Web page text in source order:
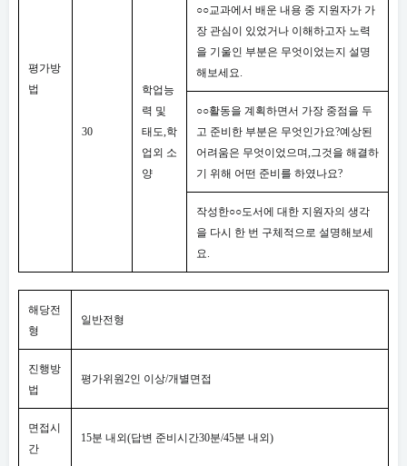
평가방
법
30
학업능
력 및
태도,학
업외 소
양
○○교과에서 배운 내용 중 지원자가 가
장 관심이 있었거나 이해하고자 노력
을 기울인 부분은 무엇이었는지 설명
해보세요.
○○활동을 계획하면서 가장 중점을 두
고 준비한 부분은 무엇인가요?예상된
어려움은 무엇이었으며,그것을 해결하
기 위해 어떤 준비를 하였나요?
작성한○○도서에 대한 지원자의 생각
을 다시 한 번 구체적으로 설명해보세
요.
해당전
형
일반전형
진행방
법
평가위원2인 이상/개별면접
면접시
간
15분 내외 (답변 준비시간30분/45분 내외 )